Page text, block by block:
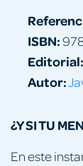
¿Y SI TU
En este
ISBN:
Editorial:
Autor: